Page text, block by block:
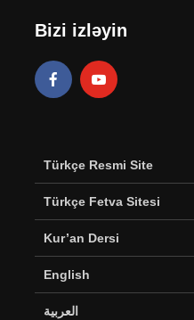
Bizi izləyin
Türkçe Resmi Site
Türkçe Fetva Sitesi
Kur’an Dersi
English
العربية